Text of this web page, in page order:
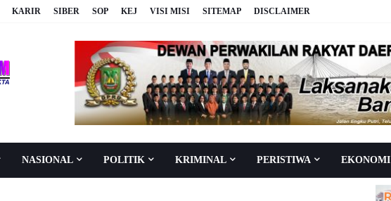
KARIR SIBER SOP KEJ VISI MISI SITEMAP DISCLAIMER
NASIONAL POLITIK KRIMINAL PERISTIWA EKONOMI